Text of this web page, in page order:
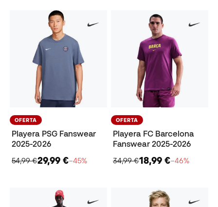
OFERTA
Playera PSG Fanswear
2025-2026
54,99 €29,99 €−45%
OFERTA
Playera FC Barcelona
Fanswear 2025-2026
34,99 €18,99 €−46%